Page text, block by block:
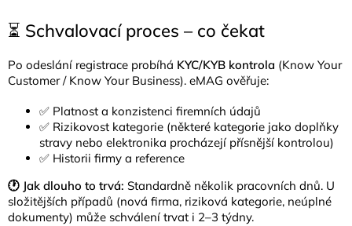
⏳ Schvalovací proces – co čekat
Po odeslání registrace probíhá KYC/KYB kontrola (Know Your
Customer / Know Your Business). eMAG ověřuje:
✅ Platnost a konzistenci firemních údajů
✅ Rizikovost kategorie (některé kategorie jako doplňky
stravy nebo elektronika procházejí přísnější kontrolou)
✅ Historii firmy a reference
🕐 Jak dlouho to trvá: Standardně několik pracovních dnů. U
složitějších případů (nová firma, riziková kategorie, neúplné
dokumenty) může schválení trvat i 2–3 týdny.